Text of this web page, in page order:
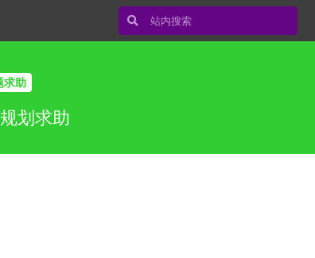
求助
划求助